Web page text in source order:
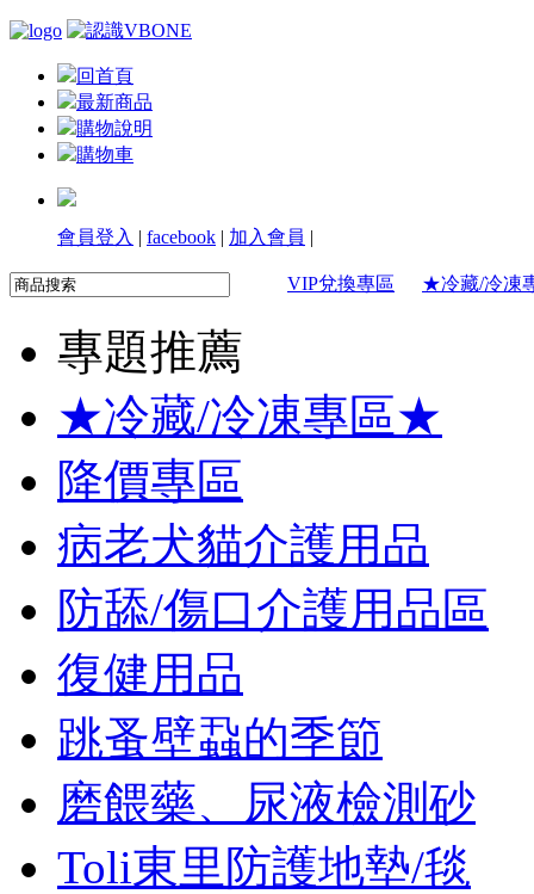
回首頁
最新商品
購物說明
購物車
會員登入 | facebook | 加入會員 |
VIP兌換專區 ★冷藏/冷凍
專題推薦
★冷藏/冷凍專區★
降價專區
病老犬貓介護用品
防舔/傷口介護用品區
復健用品
跳蚤壁蝨的季節
磨餵藥、尿液檢測砂
Toli東里防護地墊/毯